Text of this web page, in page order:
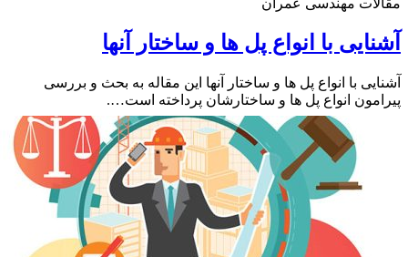
با انواع پل ها و ساختار آنها
با انواع پل ها و ساختار آنها این مقاله به بحث و بررسی
انواع پل ها و ساختارشان پرداخته است….